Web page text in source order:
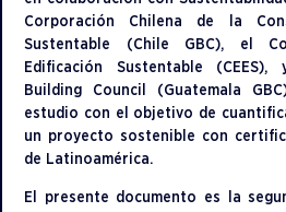
Corporación Chilena de la
Sustentable (Chile GBC), el
Edificación Sustentable
Building Council (Guatemala
estudio con el objetivo de
un proyecto sostenible con
de Latinoamérica.
El presente documento es la